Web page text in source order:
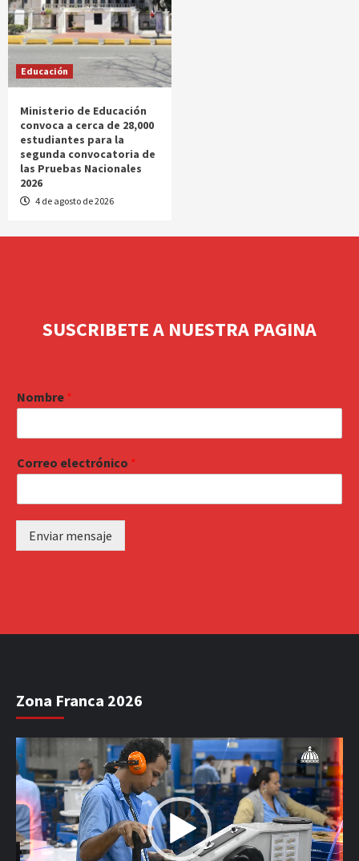
Educación
Ministerio de Educación
convoca a cerca de 28,000
estudiantes para la
segunda convocatoria de
las Pruebas Nacionales
2026
4 de agosto de 2026
SUSCRIBETE A NUESTRA PAGINA
Nombre *
Correo electrónico *
Enviar mensaje
Zona Franca 2026
Reproductor
de
vídeo